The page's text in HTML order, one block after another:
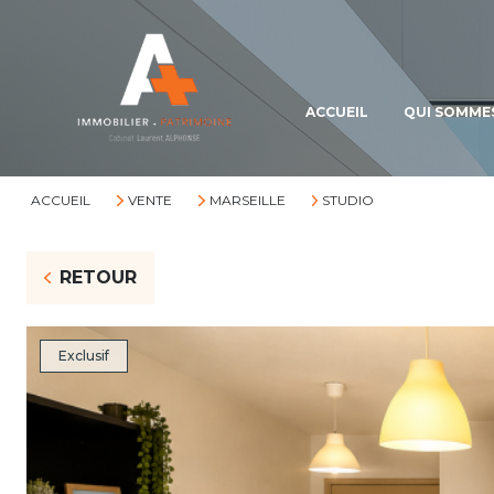
ACCUEIL QUI
ACCUEIL VENTE MARSEILLE STUDIO
RETOUR
Exclusif